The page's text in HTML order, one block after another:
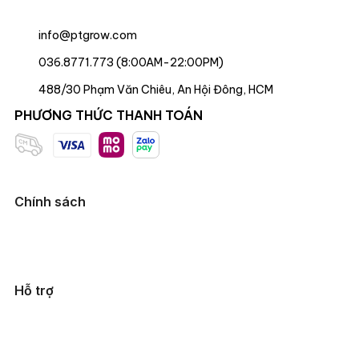
Chính sách
Hỗ trợ
info@ptgrow.com
036.8771.773 (8:00AM-22:00PM)
488/30 Phạm Văn Chiêu, An Hội Đông, HCM
PHƯƠNG THỨC THANH TOÁN